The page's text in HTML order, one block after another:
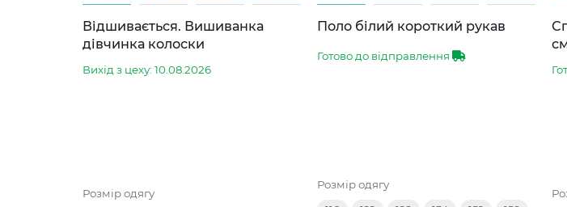
Відшивається. Вишиванка
дівчинка колоски
Вихід з цеху: 10.08.2026
Розмір одягу
Поло білий короткий рукав
Готово до відправлення
Розмір одягу